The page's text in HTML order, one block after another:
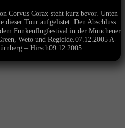
Corvus Corax steht kurz bevor. Unten
Tour aufgelistet. Den Abschluss
Funkenflugfestival in der Münchener
Weto und Regicide.07.12.2005 A-
– Hirsch09.12.2005